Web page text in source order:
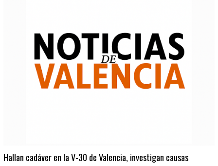
Hallan cadáver en la V-30 de Valencia, investigan causas